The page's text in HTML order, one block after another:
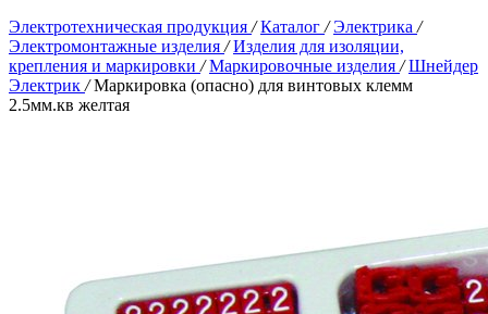
Электротехническая продукция / Каталог / Электрика /
Электромонтажные изделия / Изделия для изоляции,
крепления и маркировки / Маркировочные изделия / Шнейдер
Электрик / Маркировка (опасно) для винтовых клемм
2.5мм.кв желтая